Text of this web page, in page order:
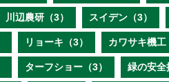
川辺農研（3） スイデン（3）
リョーキ（3） カワサキ機工
ターフショー（3） 緑の安全